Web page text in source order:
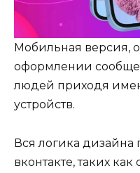
Мобильная версия,
оформлении
людей приходя
устройств.
Вся логика дизайна
вконтакте, таких